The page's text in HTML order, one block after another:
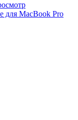
для MacBook Pro